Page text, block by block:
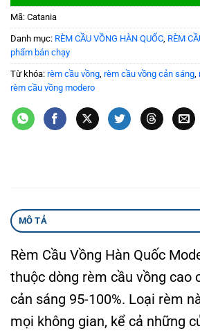
Mã: Catania
Danh mục: RÈM CẦU VỒNG HÀN QUỐC, RÈM
phẩm bán chạy
Từ khóa: rèm cầu vồng, rèm cầu vồng cản sáng,
rèm cầu vồng modero
MÔ TẢ
Rèm Cầu Vồng Hàn Quốc
thuộc dòng rèm cầu vồng cao
cản sáng 95-100%. Loại rèm
mọi không gian, kể cả những